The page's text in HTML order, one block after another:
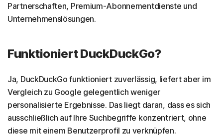
Partnerschaften, Premium-Abonnementdienste und
Unternehmenslösungen.
Funktioniert DuckDuckGo?
Ja, DuckDuckGo funktioniert zuverlässig, liefert aber im
Vergleich zu Google gelegentlich weniger
personalisierte Ergebnisse. Das liegt daran, dass es sich
ausschließlich auf Ihre Suchbegriffe konzentriert, ohne
diese mit einem Benutzerprofil zu verknüpfen.